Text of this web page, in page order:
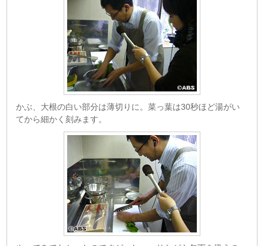
かぶ、大根の白い部分は薄切りに。菜っ葉は30秒ほど湯がい
てから細かく刻みます。